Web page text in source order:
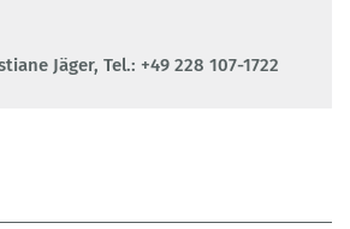
Jäger, Tel.: +49 228 107-1722